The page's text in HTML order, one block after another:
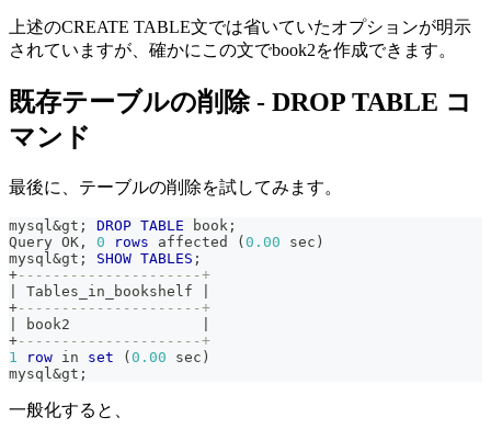
上述のCREATE TABLE文では省いていたオプションが明示
されていますが、確かにこの文でbook2を作成できます。
既存テーブルの削除 - DROP TABLE コ
マンド
最後に、テーブルの削除を試してみます。
mysql &gt ; DROP TABLE book ;
Query OK , 0 rows affected (0.00 sec )
mysql &gt ; SHOW TABLES ;
+---------------------+
Tables_in_bookshelf
+---------------------+
book2
+---------------------+
1
row in set (0.00 sec )
mysql &gt ;
一般化すると、